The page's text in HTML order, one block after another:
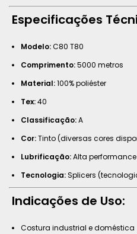
Especificações
Modelo:C80 T80
Comprimento:5000 metros
Material:100% poliéster
Tex:40
Classificação:A
Cor:Tinto (diversas cores
Lubrificação:Alta performance
Tecnologia:Splicers
Indicações de Uso:
Costura industrial e doméstica